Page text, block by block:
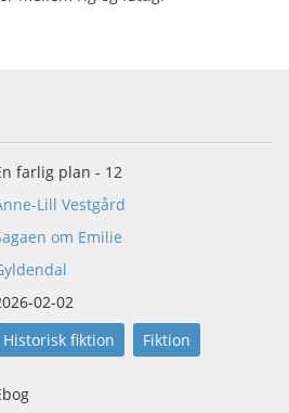
farlig plan - 12
Lill Vestgård
om Emilie
02-02
Historisk fiktion Fiktion